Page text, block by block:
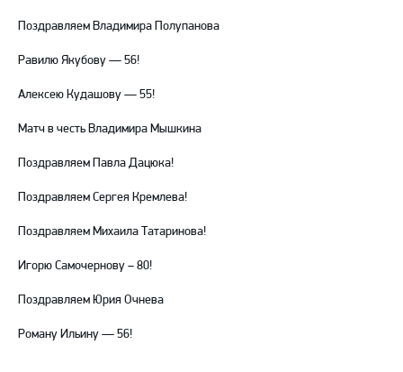
Поздравляем Владимира Полупанова
Равилю Якубову — 56!
Алексею Кудашову — 55!
Матч в честь Владимира Мышкина
Поздравляем Павла Дацюка!
Поздравляем Сергея Кремлева!
Поздравляем Михаила Татаринова!
Игорю Самочернову – 80!
Поздравляем Юрия Очнева
Роману Ильину — 56!